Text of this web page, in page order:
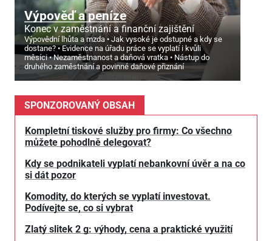
Výpověď a peníze
Konec v zaměstnání a finanční zajištění
Výpovědní lhůta a mzda
Jak vysoké je odstupné a kdy se
dostane?
Evidence na úřadu práce se vyplatí i kvůli
měsíci
Nezaměstnanost a daňová vratka
Nástup do
druhého zaměstnání a povinné daňové přiznání
SPONZOROVANÝ OBSAH
Kompletní tiskové služby pro firmy: Co všechno
můžete pohodlně delegovat?
Kdy se podnikateli vyplatí nebankovní úvěr a na co
si dát pozor
Komodity, do kterých se vyplatí investovat.
Podívejte se, co si vybrat
Zlatý slitek 2 g: výhody, cena a praktické využití